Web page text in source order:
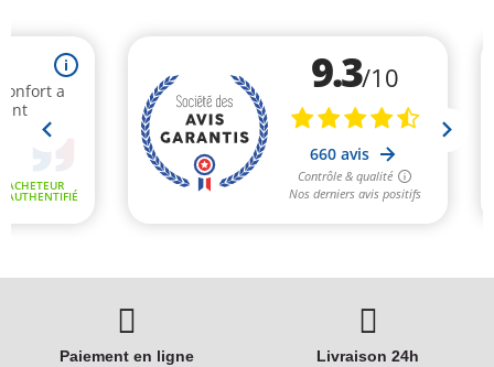
Paiement en ligne
Livraison 24h